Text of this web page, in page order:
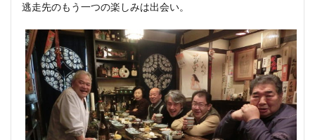
逃走先のもう一つの楽しみは出会い。